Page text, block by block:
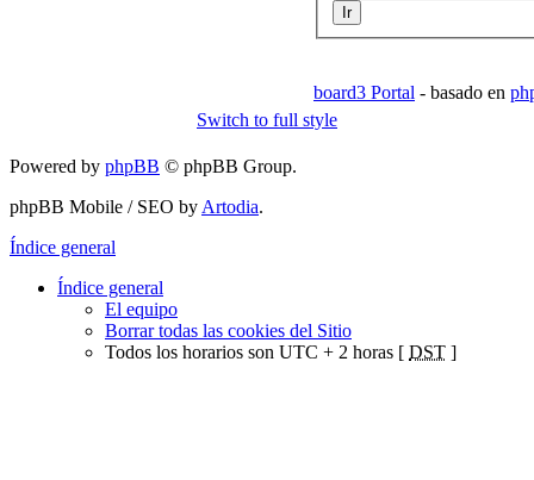
board3 Portal - basado en
Switch to full style
Powered by phpBB © phpBB Group.
phpBB Mobile / SEO by Artodia.
Índice general
Índice general
El equipo
Borrar todas las cookies del Sitio
Todos los horarios son UTC + 2 horas [ DST ]